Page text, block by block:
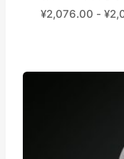
¥2,076.00 - ¥